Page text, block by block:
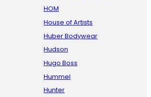
HOM
House of Artists
Huber Bodywear
Hudson
Hugo Boss
Hummel
Hunter